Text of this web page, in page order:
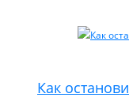
Как